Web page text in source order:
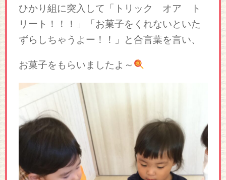
ひかり組に突入して「トリック オア ト
リート！！！」「お菓子をくれないといた
ずらしちゃうよー！！」と合言葉を言い、
お菓子をもらいましたよ～